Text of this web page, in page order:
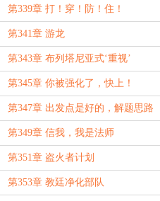
第339章 打！穿！防！住！
第341章 游龙
第343章 布列塔尼亚式‘重视’
第345章 你被强化了，快上！
第347章 出发点是好的，解题思路
错了
第349章 信我，我是法师
第351章 盗火者计划
第353章 教廷净化部队